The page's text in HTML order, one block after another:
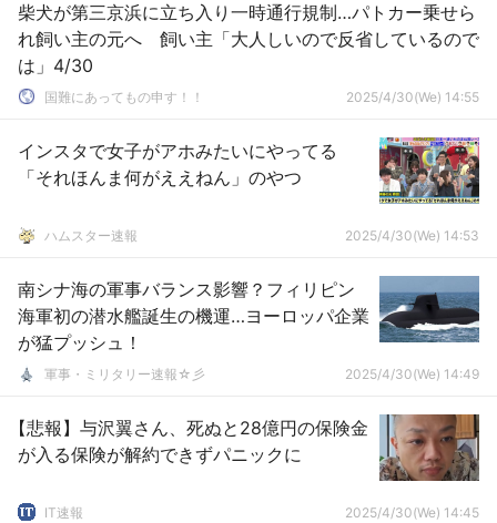
柴犬が第三京浜に立ち入り一時通行規制…パトカー乗せら
れ飼い主の元へ 飼い主「大人しいので反省しているので
は」4/30
国難にあってもの申す！！ 2025/4/30(We) 14:55
インスタで女子がアホみたいにやってる
「それほんま何がええねん」のやつ
ハムスター速報 2025/4/30(We) 14:53
南シナ海の軍事バランス影響？フィリピン
海軍初の潜水艦誕生の機運…ヨーロッパ企業
が猛プッシュ！
軍事・ミリタリー速報☆彡 2025/4/30(We) 14:49
【悲報】与沢翼さん、死ぬと28億円の保険金
が入る保険が解約できずパニックに
IT速報 2025/4/30(We) 14:45